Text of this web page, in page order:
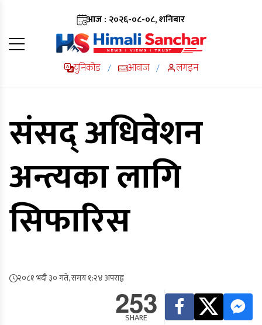
आज : २०२६-०८-०८, शनिबार
युनिकोड / आवाज / लगइन
संसद् अधिवेशन
अन्त्यका लागि
सिफारिस
२०८१ भदौ ३० गते, समय १:२४ अपराह्न
253
SHARE